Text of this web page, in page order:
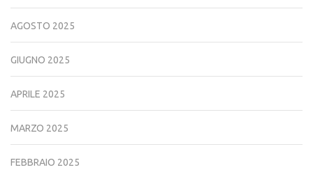
AGOSTO 2025
GIUGNO 2025
APRILE 2025
MARZO 2025
FEBBRAIO 2025